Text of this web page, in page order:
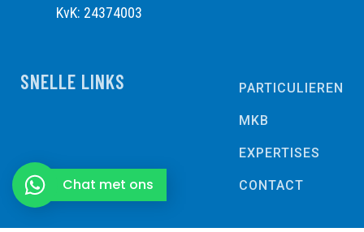
KvK: 24374003
SNELLE LINKS PARTICULIEREN
MKB
EXPERTISES
CONTACT
Chat met ons